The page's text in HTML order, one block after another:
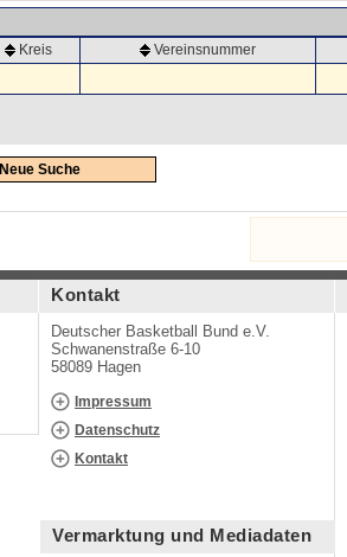
Kreis Vereinsnummer
Neue Suche
Kontakt
Deutscher Basketball Bund e.V.
Schwanenstraße 6-10
58089 Hagen
Impressum
Datenschutz
Kontakt
Vermarktung und Mediadaten